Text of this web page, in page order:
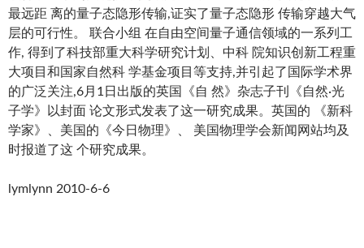
最远距 离的量子态隐形传输,证实了量子态隐形 传输穿越大气
层的可行性。 联合小组 在自由空间量子通信领域的一系列工
作, 得到了科技部重大科学研究计划、中科 院知识创新工程重
大项目和国家自然科 学基金项目等支持,并引起了国际学术界
的广泛关注,6月1日出版的英国《自 然》杂志子刊《自然·光
子学》以封面 论文形式发表了这一研究成果。英国的 《新科
学家》、美国的《今日物理》、 美国物理学会新闻网站均及
时报道了这 个研究成果。
lymlynn 2010-6-6